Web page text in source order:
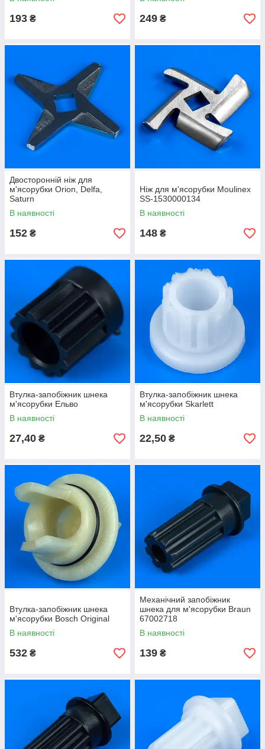
193 ₴ 249 ₴
Двосторонній ніж для
м'ясорубки Orion, Delfa,
Saturn
В наявності
152 ₴
Ніж для м'ясорубки Moulinex
SS-1530000134
В наявності
148 ₴
Втулка-запобіжник шнека
м'ясорубки Ельво
В наявності
27,40 ₴
Втулка-запобіжник шнека
м'ясорубки Skarlett
В наявності
22,50 ₴
Втулка-запобіжник шнека
м'ясорубки Bosch Original
В наявності
532 ₴
Механічний запобіжник
шнека для м'ясорубки Braun
67002718
В наявності
139 ₴